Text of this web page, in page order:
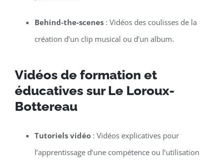
Behind-the-scenes: Vidéos des coulisses de la
création d’un clip musical ou d’un album.
Vidéos de formation et
éducatives sur Le Loroux-
Bottereau
Tutoriels vidéo: Vidéos explicatives pour
l’apprentissage d’une compétence ou l’utilisation